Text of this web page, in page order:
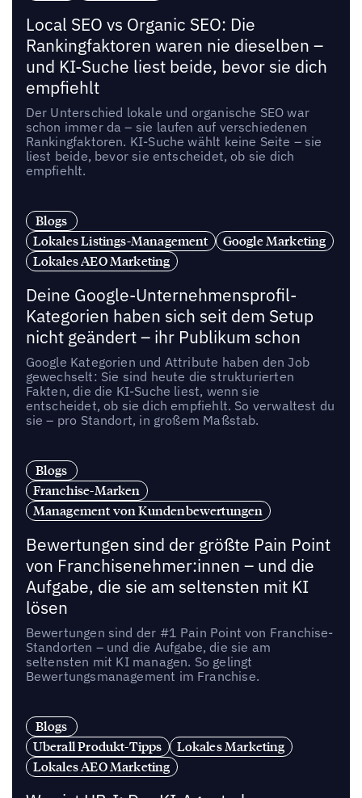
Local SEO vs Organic SEO: Die
Rankingfaktoren waren nie dieselben –
und KI-Suche liest beide, bevor sie dich
empfiehlt
Der Unterschied lokale und organische SEO war
schon immer da – sie laufen auf verschiedenen
Rankingfaktoren. KI-Suche wählt keine Seite – sie
liest beide, bevor sie entscheidet, ob sie dich
empfiehlt.
Blogs
Lokales Listings-Management
Google Marketing
Lokales AEO Marketing
Deine Google-Unternehmensprofil-
Kategorien haben sich seit dem Setup
nicht geändert – ihr Publikum schon
Google Kategorien und Attribute haben den Job
gewechselt: Sie sind heute die strukturierten
Fakten, die die KI-Suche liest, wenn sie
entscheidet, ob sie dich empfiehlt. So verwaltest du
sie – pro Standort, in großem Maßstab.
Blogs
Franchise-Marken
Management von Kundenbewertungen
Bewertungen sind der größte Pain Point
von Franchisenehmer:innen – und die
Aufgabe, die sie am seltensten mit KI
lösen
Bewertungen sind der #1 Pain Point von Franchise-
Standorten – und die Aufgabe, die sie am
seltensten mit KI managen. So gelingt
Bewertungsmanagement im Franchise.
Blogs
Uberall Produkt-Tipps
Lokales Marketing
Lokales AEO Marketing